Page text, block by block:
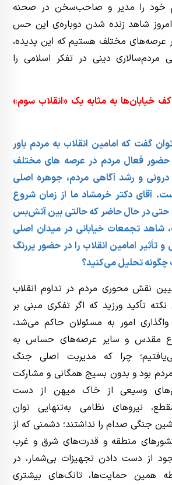
خود را مدیر و صاحب‌سخن در صحنه
امروز شاهد زنده شدن دوباره‌ی این حس
مختلف هستیم که این پدیده،
مردم‌سالاری دینی در تفکر اسلامی را
خیابان‌ها به مثابه یک «انقلاب سوم»
گفت که امامین انقلاب به مردم باور
حضور فعال مردم در عرصه های مختلف
درونی و رشد آگاهی مردم، جوهره اصلی
آقای دکتر خرمشاد ما از زمان شروع
در حال حاضر که حالتی بین آتش‌بس
تجمعات خیابانی در میدان اصلی
امامین انقلاب را در حضور پررنگ
چگونه تحلیل می‌کنید؟
نقش محوری مردم در تداوم انقلاب
نکته تأکید ورزید که اگر تفکری مبنی بر
امور به مسئولان حاکم می‌شد،
مقدس و سایر عرصه‌های حساس به
چرا که مدیریت اصلی جنگ
بود و بدون بسیج همگانی و مشارکت
وسیعی از خاک میهن از دست
نیروهای نظامی به‌تنهایی توان
جنگی صدام را نداشتند؛ دشمنی که از
منطقه و قدرت‌های شرق و غرب
از دست دادن تجهیزات بی‌شمار، در
همین حمایت‌ها، تانک‌های بیشتری